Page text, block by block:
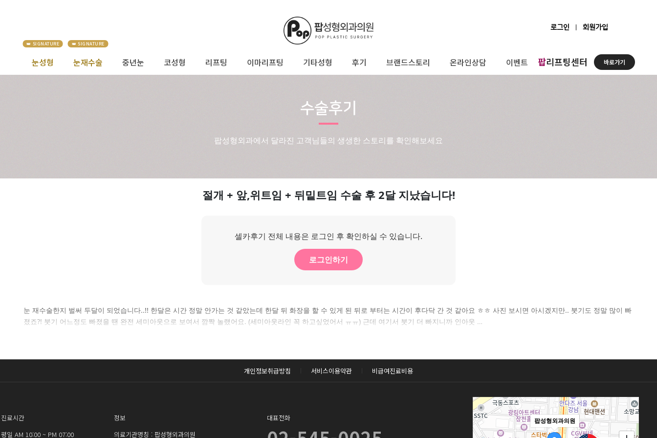
로그인 회원가입
눈성형 눈재수술 중년눈 코성형 리프팅 이마리프팅 기타성형 후기 브랜드스토리 온라인상담 이벤트 팝리프팅센터 바로가기
수술후기
팝성형외과에서 달라진 고객님들의 생생한 스토리를 확인해보세요
절개 + 앞,위트임 + 뒤밑트임 수술 후 2달 지났습니다!
셀카후기 전체 내용은 로그인 후 확인하실 수 있습니다.
로그인하기
눈 재수술한지 벌써 두달이 되었습니다..!! 한달은 시간 정말 안가는 것 같았는데 한달 뒤 화장을 할 수 있게 된 뒤로 부터는 시간이 후다닥 간 것 같아요 ㅎㅎ 사진 보시면 아시겠지만.. 붓기도 정말 많이 빠
졌죠?! 붓기 어느정도 빠졌을 땐 완전 세미아웃으로 보여서 깜짝 놀랬어요. (세미아웃라인 꼭 하고싶었어서 ㅠㅠ) 근데 여기서 붓기 더 빠지니까 인아웃 …
개인정보취급방침 서비스이용약관 비급여진료비용
진료시간
평일 AM 10:00 ~ PM 07:00
정보
의료기관명칭 : 팝성형외과의원
대표전화 팝성형외과의원